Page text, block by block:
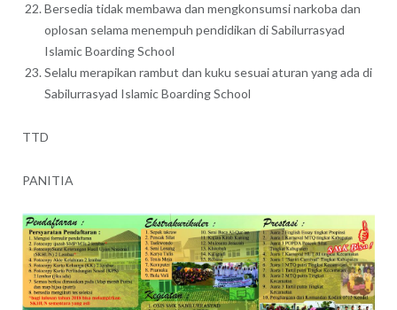
Bersedia tidak membawa dan mengkonsumsi narkoba dan
oplosan selama menempuh pendidikan di Sabilurrasyad
Islamic Boarding School
Selalu merapikan rambut dan kuku sesuai aturan yang ada di
Sabilurrasyad Islamic Boarding School
TTD
PANITIA